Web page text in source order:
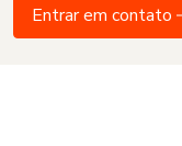
Entrar em contato